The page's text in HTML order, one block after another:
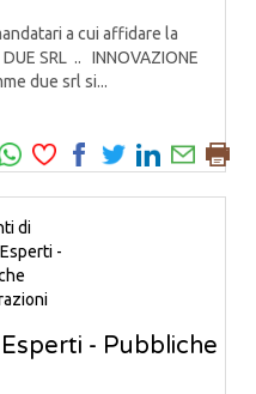
a cui affidare la
SRL .. INNOVAZIONE
due srl si...
- Pubbliche